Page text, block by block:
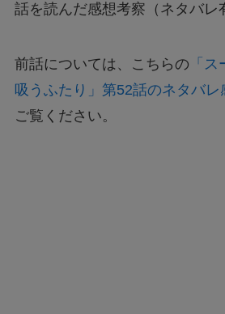
話を読んだ感想考察（ネタバレ
前話については、こちらの 「
吸うふたり」第52話のネタバレ
ご覧ください。